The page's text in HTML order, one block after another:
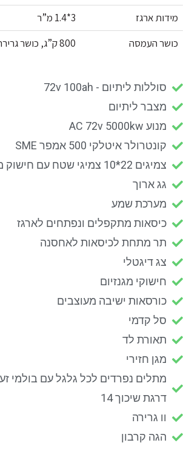
מידות ארגז
כושר העמסה
800 ק”ג, כושר גרירה 500 ק”ג
סוללות ליתיום - 72v 100ah
מצבר ליתיום
מנוע AC 72v 5000kw
קונטרולר איטלקי 500 אמפר SME
צמיגים 22*10 צמיגי שטח עם חישוק מגנזיום
גג ארוך
מערכת שמע
כיסאות מתקפלים ונפתחים לארגז
תר מתחת לכיסאות לאחסנה
צג דיגטלי
חישוקי מגנזיום
כורסאות ישיבה מעוצבים
סל קדמי
תאורת לד
מגן חזירי
מתלים נפרדים לכל גלגל עם בולמי
דרגת שיכוך 14
וו גרירה
הגה קרבון